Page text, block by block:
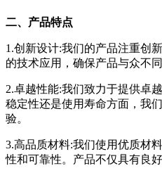
二、产品特点
1.创新设计:我们的产品注重创
的技术应用，确保产品与众不同
2.卓越性能:我们致力于提供卓
稳定性还是使用寿命方面，我
验。
3.高品质材料:我们使用优质材
性和可靠性。产品不仅具有良